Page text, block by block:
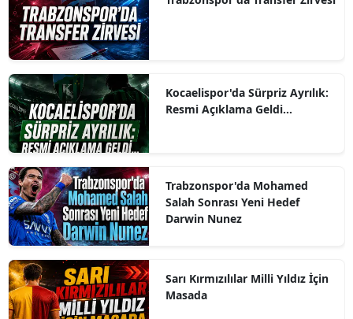
Kocaelispor'da Sürpriz Ayrılık:
Resmi Açıklama Geldi...
Trabzonspor'da Mohamed
Salah Sonrası Yeni Hedef
Darwin Nunez
Sarı Kırmızılılar Milli Yıldız İçin
Masada